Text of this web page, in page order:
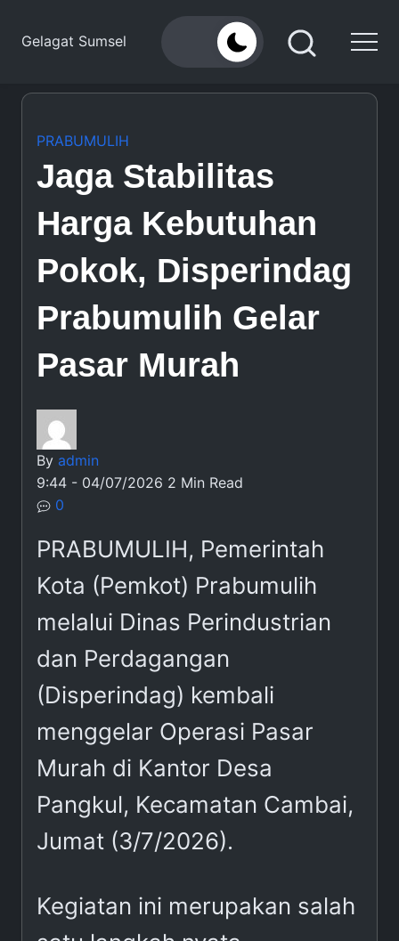
Gelagat Sumsel
PRABUMULIH
Jaga Stabilitas
Harga Kebutuhan
Pokok, Disperindag
Prabumulih Gelar
Pasar Murah
By admin
9:44 - 04/07/2026 2 Min Read
0
PRABUMULIH, Pemerintah
Kota (Pemkot) Prabumulih
melalui Dinas Perindustrian
dan Perdagangan
(Disperindag) kembali
menggelar Operasi Pasar
Murah di Kantor Desa
Pangkul, Kecamatan Cambai,
Jumat (3/7/2026).
Kegiatan ini merupakan salah